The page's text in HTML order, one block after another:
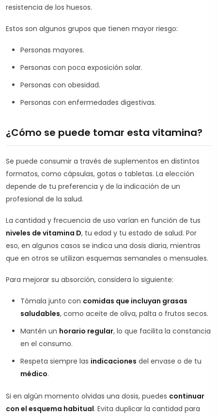
resistencia de los huesos.
Estos son algunos grupos que tienen mayor riesgo:
Personas mayores.
Personas con poca exposición solar.
Personas con obesidad.
Personas con enfermedades digestivas.
¿Cómo se puede tomar esta vitamina?
Se puede consumir a través de suplementos en distintos
formatos, como cápsulas, gotas o tabletas. La elección
depende de tu preferencia y de la indicación de un
profesional de la salud.
La cantidad y frecuencia de uso varían en función de tus
niveles de vitamina D, tu edad y tu estado de salud. Por
eso, en algunos casos se indica una dosis diaria, mientras
que en otros se utilizan esquemas semanales o mensuales.
Para mejorar su absorción, considera lo siguiente:
Tómala junto con comidas que incluyan grasas
saludables, como aceite de oliva, palta o frutos secos.
Mantén un horario regular, lo que facilita la constancia
en el consumo.
Respeta siempre las indicaciones del envase o de tu
médico.
Si en algún momento olvidas una dosis, puedes continuar
con el esquema habitual. Evita duplicar la cantidad para